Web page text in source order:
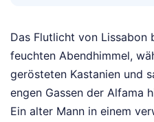
Das Flutlicht von Lissabon
feuchten Abendhimmel,
gerösteten Kastanien und
engen Gassen der Alfama
Ein alter Mann in einem